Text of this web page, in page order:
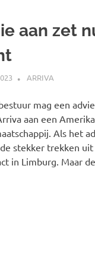
aan zet
SPOORZOEKER
ARRIVA
mag een
aan een
Als het
stekker trekken
in Limburg. Maar